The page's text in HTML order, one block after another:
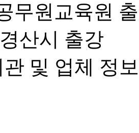
무원교육원
산시 출강
및 업체 정